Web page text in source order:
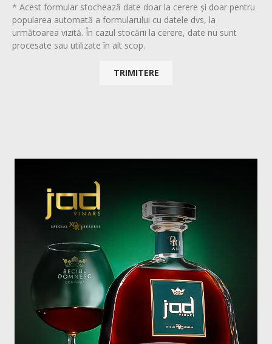
* Acest formular stochează date doar la cerere și doar pentru
popularea automată a formularului cu datele dvs, la
următoarea vizită. În cazul stocării la cerere, date nu sunt
procesate sau utilizate în alt scop.